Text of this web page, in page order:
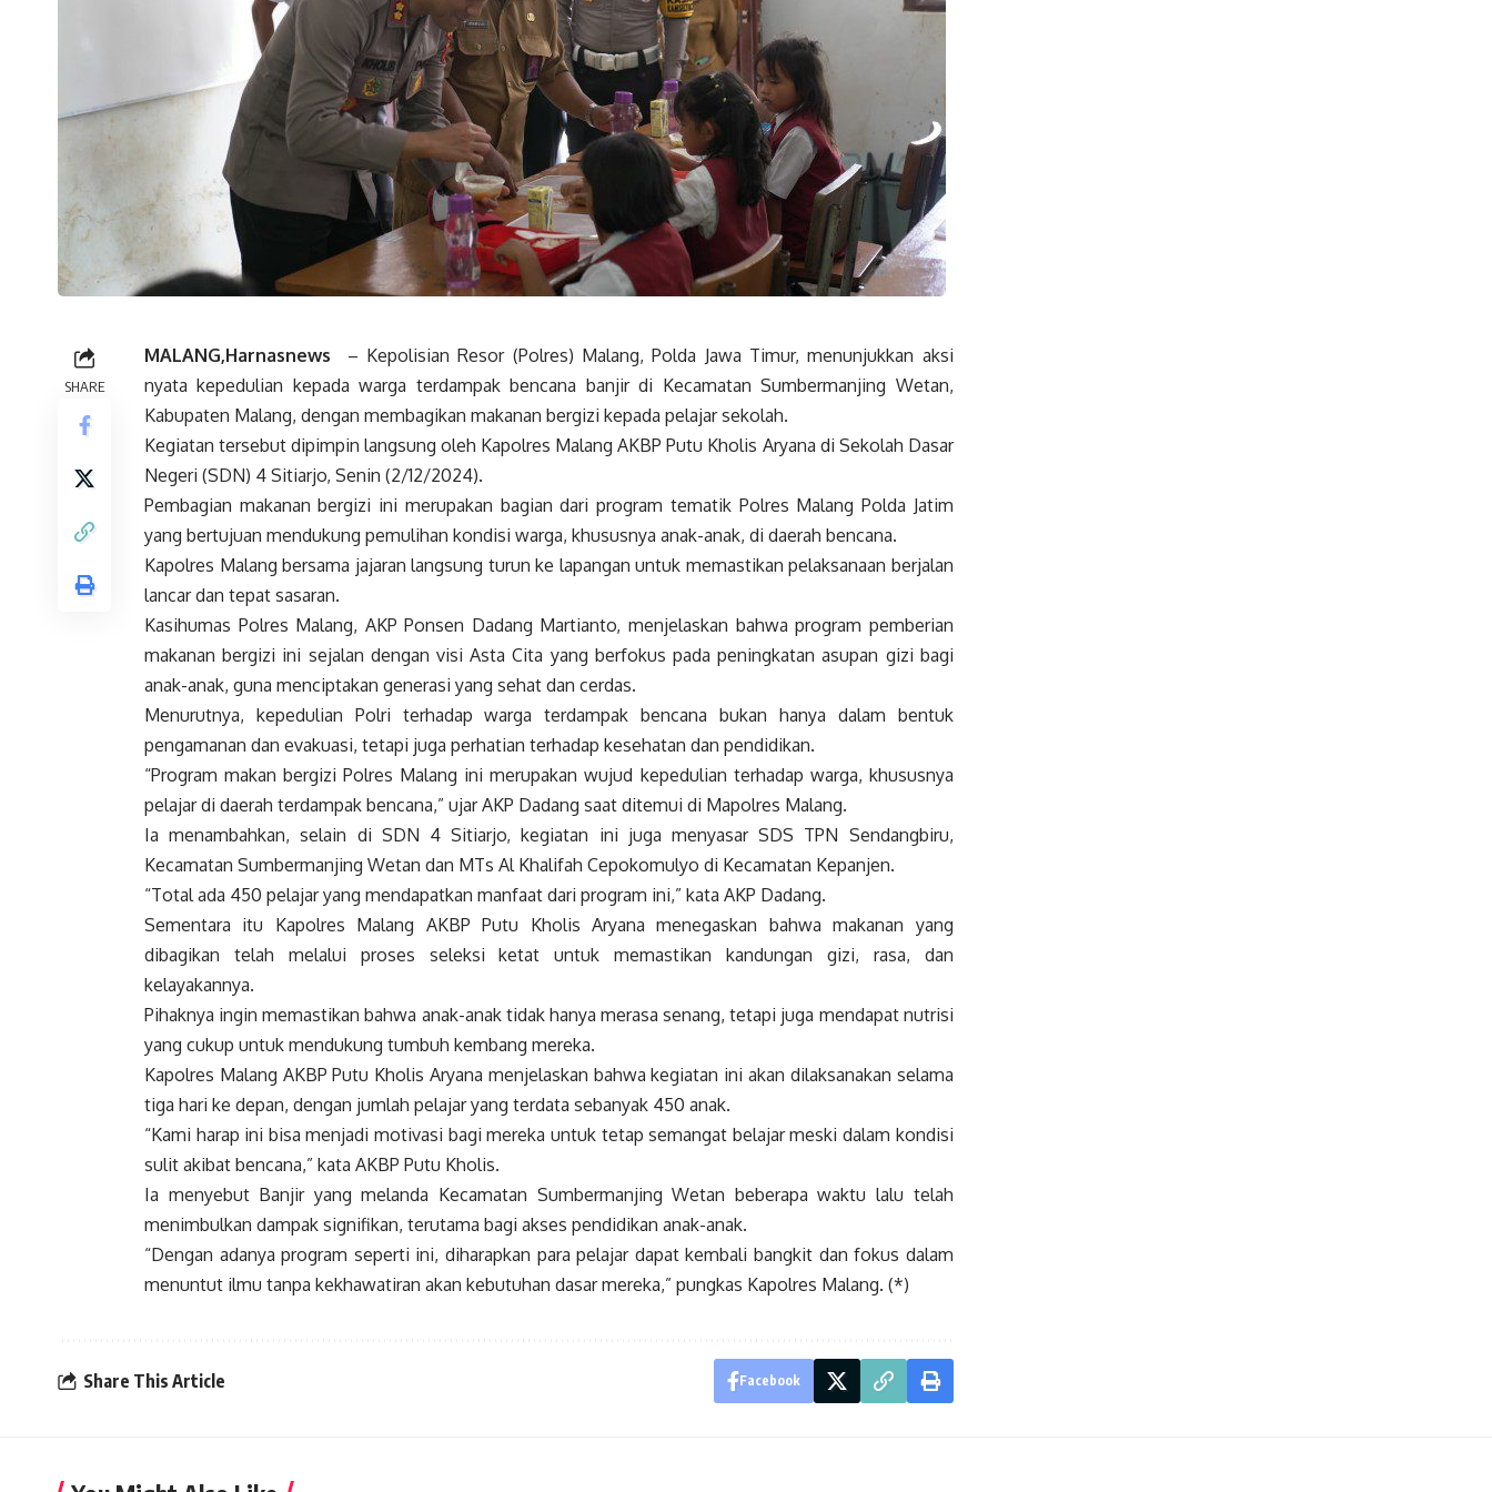
SHARE
MALANG,Harnasnews – Kepolisian Resor (Polres) Malang, Polda Jawa Timur, menunjukkan aksi
nyata kepedulian kepada warga terdampak bencana banjir di Kecamatan Sumbermanjing Wetan,
Kabupaten Malang, dengan membagikan makanan bergizi kepada pelajar sekolah.
Kegiatan tersebut dipimpin langsung oleh Kapolres Malang AKBP Putu Kholis Aryana di Sekolah Dasar
Negeri (SDN) 4 Sitiarjo, Senin (2/12/2024).
Pembagian makanan bergizi ini merupakan bagian dari program tematik Polres Malang Polda Jatim
yang bertujuan mendukung pemulihan kondisi warga, khususnya anak-anak, di daerah bencana.
Kapolres Malang bersama jajaran langsung turun ke lapangan untuk memastikan pelaksanaan berjalan
lancar dan tepat sasaran.
Kasihumas Polres Malang, AKP Ponsen Dadang Martianto, menjelaskan bahwa program pemberian
makanan bergizi ini sejalan dengan visi Asta Cita yang berfokus pada peningkatan asupan gizi bagi
anak-anak, guna menciptakan generasi yang sehat dan cerdas.
Menurutnya, kepedulian Polri terhadap warga terdampak bencana bukan hanya dalam bentuk
pengamanan dan evakuasi, tetapi juga perhatian terhadap kesehatan dan pendidikan.
“Program makan bergizi Polres Malang ini merupakan wujud kepedulian terhadap warga, khususnya
pelajar di daerah terdampak bencana,” ujar AKP Dadang saat ditemui di Mapolres Malang.
Ia menambahkan, selain di SDN 4 Sitiarjo, kegiatan ini juga menyasar SDS TPN Sendangbiru,
Kecamatan Sumbermanjing Wetan dan MTs Al Khalifah Cepokomulyo di Kecamatan Kepanjen.
“Total ada 450 pelajar yang mendapatkan manfaat dari program ini,” kata AKP Dadang.
Sementara itu Kapolres Malang AKBP Putu Kholis Aryana menegaskan bahwa makanan yang
dibagikan telah melalui proses seleksi ketat untuk memastikan kandungan gizi, rasa, dan
kelayakannya.
Pihaknya ingin memastikan bahwa anak-anak tidak hanya merasa senang, tetapi juga mendapat nutrisi
yang cukup untuk mendukung tumbuh kembang mereka.
Kapolres Malang AKBP Putu Kholis Aryana menjelaskan bahwa kegiatan ini akan dilaksanakan selama
tiga hari ke depan, dengan jumlah pelajar yang terdata sebanyak 450 anak.
“Kami harap ini bisa menjadi motivasi bagi mereka untuk tetap semangat belajar meski dalam kondisi
sulit akibat bencana,” kata AKBP Putu Kholis.
Ia menyebut Banjir yang melanda Kecamatan Sumbermanjing Wetan beberapa waktu lalu telah
menimbulkan dampak signifikan, terutama bagi akses pendidikan anak-anak.
“Dengan adanya program seperti ini, diharapkan para pelajar dapat kembali bangkit dan fokus dalam
menuntut ilmu tanpa kekhawatiran akan kebutuhan dasar mereka,” pungkas Kapolres Malang. (*)
Share This Article Facebook